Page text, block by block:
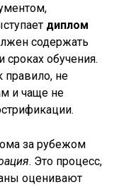
диплом
содержать
обучения.
правило, не
и чаще не
за рубежом
. Это процесс,
оценивают